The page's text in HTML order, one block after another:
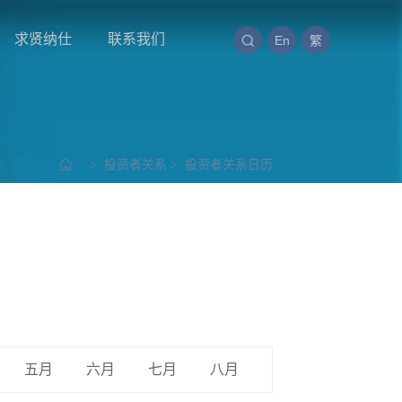
求贤纳仕 联系我们 En 繁
> 投资者关系 > 投资者关系日历
五月 六月 七月 八月